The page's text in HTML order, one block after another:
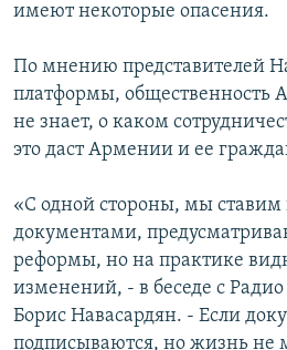
имеют некоторые опасения.
По мнению представителей
платформы, общественность
не знает, о каком
это даст Армении и ее
«С одной стороны, мы ставим
документами,
реформы, но на практике
изменений, - в беседе с
Борис Навасардян. - Если
подписываются, но жизнь не